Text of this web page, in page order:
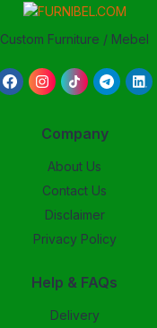
Custom Furniture / Mebel
Company
About Us
Contact Us
Disclaimer
Privacy Policy
Help & FAQs
Delivery